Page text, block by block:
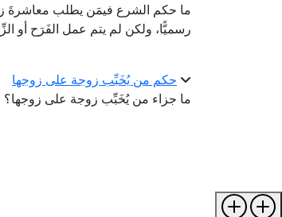
ما حكم الشرع فيمَن يطلب معاشرةَ
رسميًّا، ولكن لم يتم عمل الفَرَح أو
حكم من يُخَبِّب زوجة على زوجها
ما جزاء من يُخَبِّب زوجة على زوجها؟